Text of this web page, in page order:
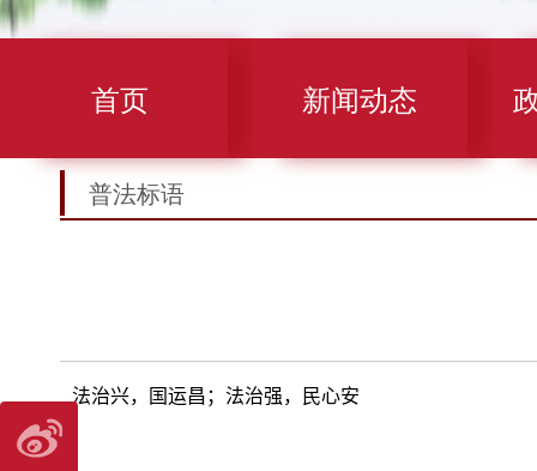
首页 新闻动态
普法标语
法治兴，国运昌；法治强，民心安